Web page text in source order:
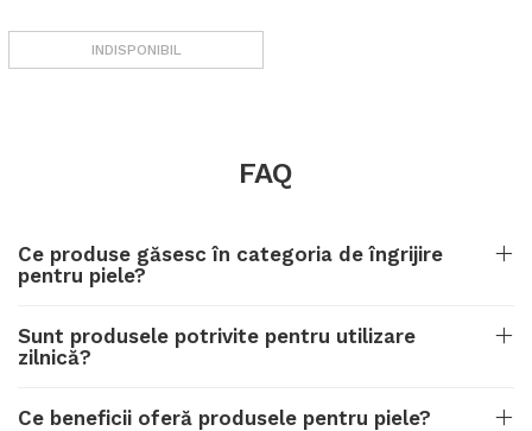
INDISPONIBIL
FAQ
Ce produse găsesc în categoria de îngrijire
pentru piele?
Sunt produsele potrivite pentru utilizare
zilnică?
Ce beneficii oferă produsele pentru piele?